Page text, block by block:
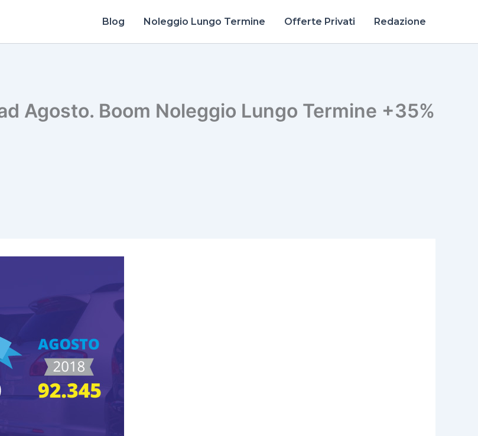
Blog Noleggio Lungo Termine Offerte Privati Redazione
Agosto. Boom Noleggio Lungo Termine +35%